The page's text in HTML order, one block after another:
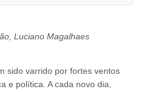
Luciano Magalhaes
sido varrido por fortes ventos
e política. A cada novo dia,